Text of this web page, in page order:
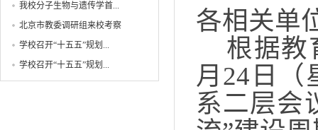
我校分子生物与遗传学首...
北京市教委调研组来校考察
学校召开“十五五”规划...
学校召开“十五五”规划...
各相关单
根据教
月 24 日（
系二层会